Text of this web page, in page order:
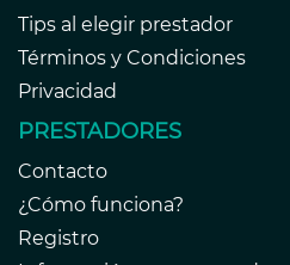
Tips al elegir prestador
Términos y Condiciones
Privacidad
PRESTADORES
Contacto
¿Cómo funciona?
Registro